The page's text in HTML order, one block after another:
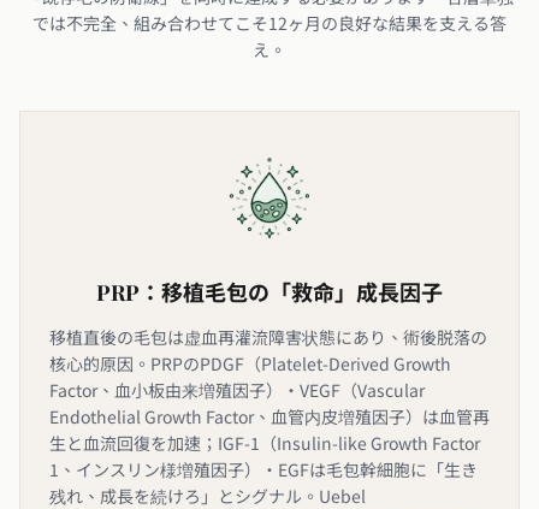
では不完全、組み合わせてこそ12ヶ月の良好な結果を支える答
え。
PRP：移植毛包の「救命」成長因子
移植直後の毛包は虚血再灌流障害状態にあり、術後脱落の
核心的原因。PRPのPDGF（Platelet-Derived Growth
Factor、血小板由来増殖因子）・VEGF（Vascular
Endothelial Growth Factor、血管内皮増殖因子）は血管再
生と血流回復を加速；IGF-1（Insulin-like Growth Factor
1、インスリン様増殖因子）・EGFは毛包幹細胞に「生き
残れ、成長を続けろ」とシグナル。Uebel